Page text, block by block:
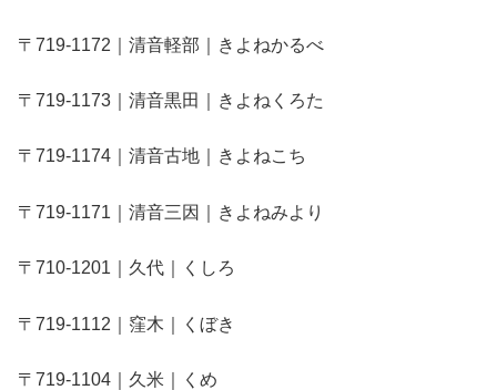
〒719-1172｜清音軽部｜きよねかるべ
〒719-1173｜清音黒田｜きよねくろた
〒719-1174｜清音古地｜きよねこち
〒719-1171｜清音三因｜きよねみより
〒710-1201｜久代｜くしろ
〒719-1112｜窪木｜くぼき
〒719-1104｜久米｜くめ